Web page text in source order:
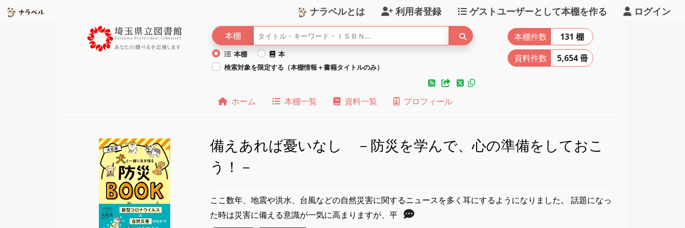
ナラベルとは 利用者登録 ゲストユーザーとして本棚を作る ログイン
本棚
本棚
本
検索対象を限定する（本棚情報＋書籍タイトルのみ）
ホーム 本棚一覧 資料一覧 プロフィール
本棚件数
131 棚
資料件数
5,654 冊
備えあれば憂いなし －防災を学んで、心の準備をしておこ
う！－
ここ数年、地震や洪水、台風などの自然災害に関するニュースを多く耳にするようになりました。 話題になっ
た時は災害に備える意識が一気に高まりますが、平